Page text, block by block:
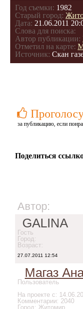
Год съемки: 1982
Старый город:
Дата: 21.06.2011
Слова для поиска:
Автор публикации:
Отметил на карте:
Источник: Скан
за публикацию, если
Поделиться
Автор:
GALINA
Гость
Город:
Возраст:
27.07.2011 12:54
Магаз
Пользователь
На проекте с:
Комментарии: 2040
Город: Житомир